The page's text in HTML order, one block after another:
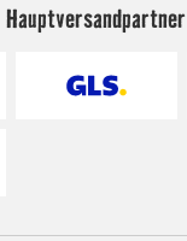
Hauptversandpartner